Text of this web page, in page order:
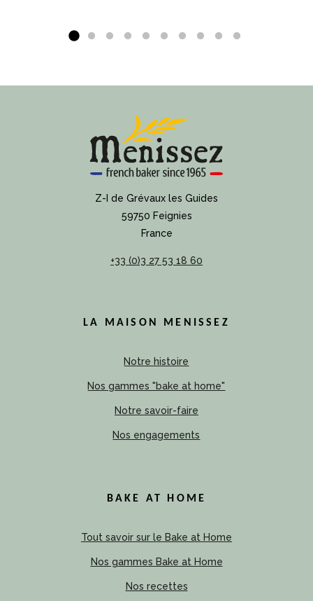
Z-I de Grévaux les Guides
59750 Feignies
France
+33 (0)3 27 53 18 60
LA MAISON MENISSEZ
Notre histoire
Nos gammes "bake at home"
Notre savoir-faire
Nos engagements
BAKE AT HOME
Tout savoir sur le Bake at Home
Nos gammes Bake at Home
Nos recettes